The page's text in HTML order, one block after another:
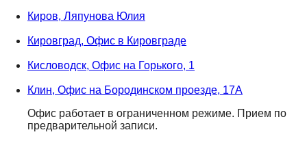
Киров, Ляпунова Юлия
Кировград, Офис в Кировграде
Кисловодск, Офис на Горького, 1
Клин, Офис на Бородинском проезде, 17А
Офис работает в ограниченном режиме. Прием по
предварительной записи.